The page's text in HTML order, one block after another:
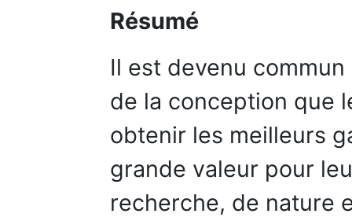
Résumé
Il est devenu
de la conception que
obtenir les meilleurs
grande valeur pour
recherche, de nature